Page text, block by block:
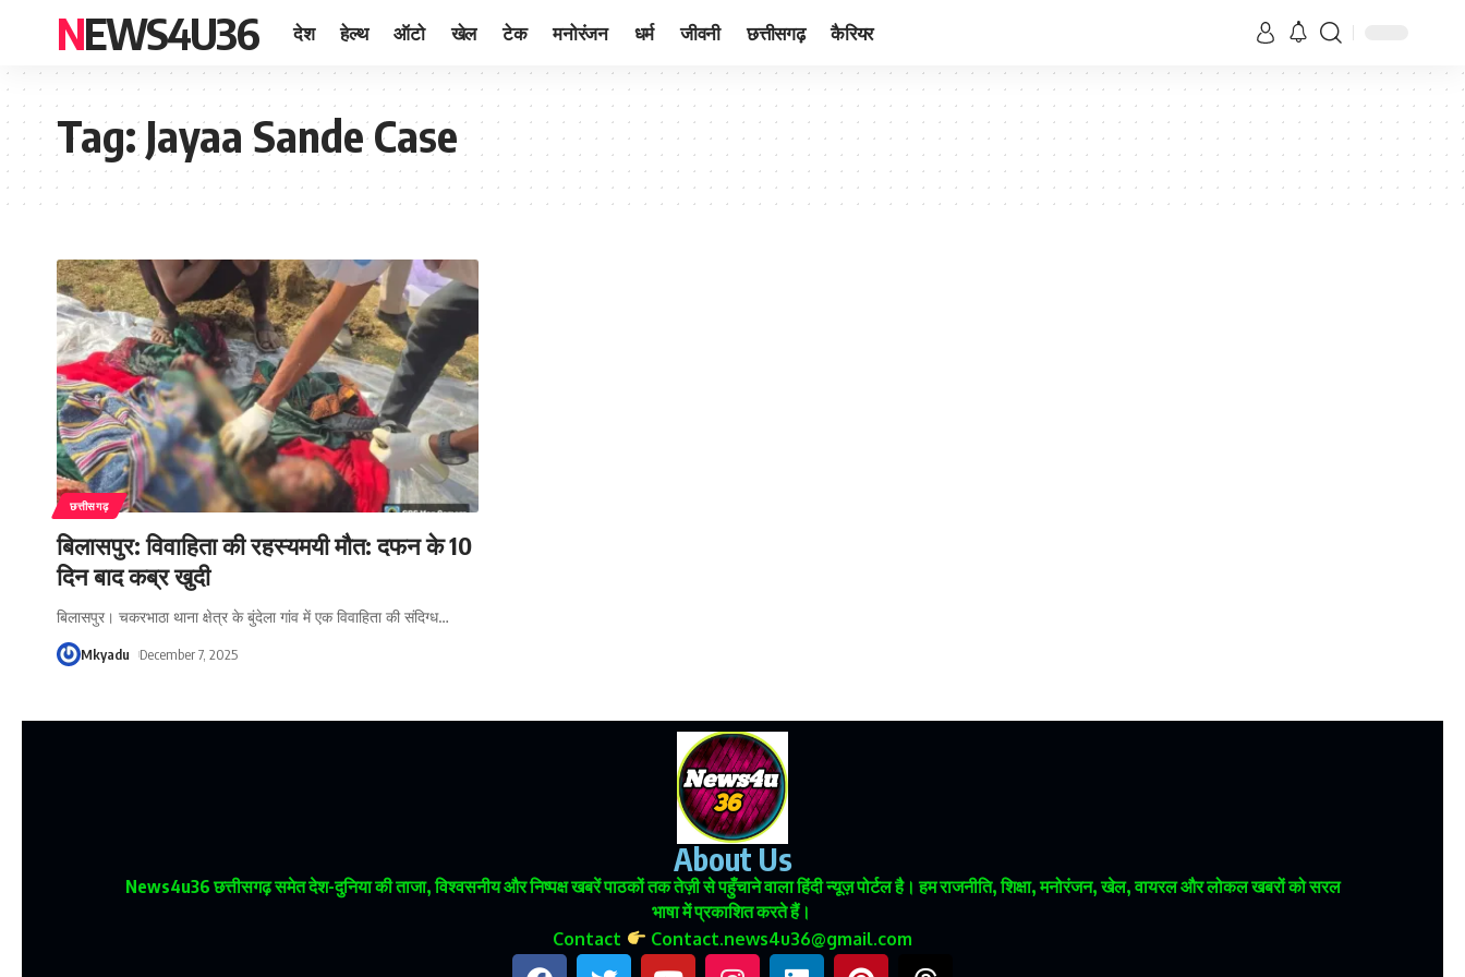
NEWS4U36 देश हेल्थ ऑटो खेल टेक मनोरंजन धर्म जीवनी छत्तीसगढ़ कैरियर
Tag:Jayaa Sande Case
छत्तीसगढ़
बिलासपुर: विवाहिता की रहस्यमयी मौत: दफन के 10
दिन बाद कब्र खुदी
बिलासपुर। चकरभाठा थाना क्षेत्र के बुंदेला गांव में एक विवाहिता की संदिग्ध…
Mkyadu December 7, 2025
About Us
News4u36छत्तीसगढ़ समेत देश-दुनिया की ताजा, विश्वसनीय और निष्पक्ष खबरें पाठकों तक तेज़ी से पहुँचाने वाला हिंदी न्यूज़ पोर्टल है। हम राजनीति, शिक्षा, मनोरंजन, खेल, वायरल और लोकल खबरों को सरल
भाषा में प्रकाशित करते हैं।
Contact
Contact.news4u36@gmail.com